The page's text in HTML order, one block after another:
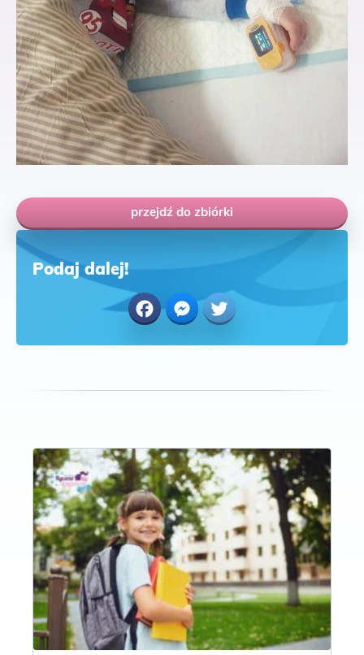
przejdź do zbiórki
Podaj dalej!
FacebookMessenger
Twitter